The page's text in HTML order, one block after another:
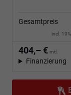
Gesamtpreis
incl.
404,– € mtl.
Finanzierung